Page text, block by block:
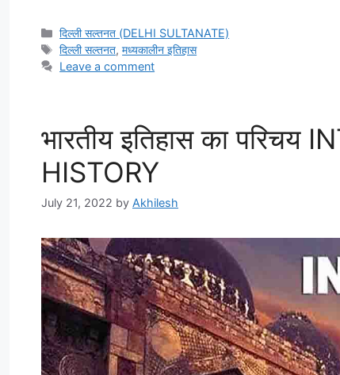
Categories
दिल्ली सल्तनत (DELHI SULTANATE)
Tags
दिल्ली सल्तनत,मध्यकालीन इतिहास
Leave a comment
भारतीय इतिहास का
HISTORY
July 21, 2022 by Akhilesh